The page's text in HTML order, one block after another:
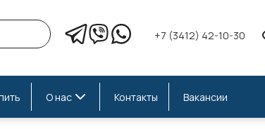
+7 (3412) 42-10-30
О нас Контакты Вакансии